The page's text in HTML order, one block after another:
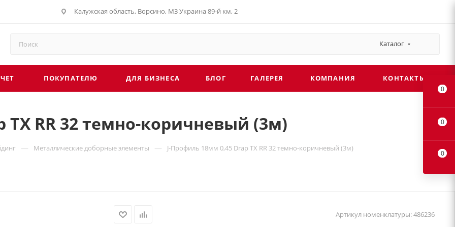
Калужская область, Ворсино, М3 Украина 89-й км, 2
Каталог
ПОКУПАТЕЛЮ ДЛЯ БИЗНЕСА БЛОГ ГАЛЕРЕЯ КОМПАНИЯ КОНТАКТЫ
RR 32 темно-коричневый (3м)
— Металлические доборные элементы — J-Профиль 18мм 0,45 Drap TX RR 32 темно-коричневый (3м)
Артикул номенклатуры:486236
0
0
0